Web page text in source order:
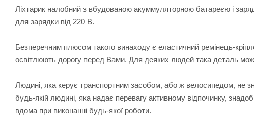
Ліхтарик налобний з вбудованою акуммуляторною батареєю і
для зарядки від 220 В.
Безперечним плюсом такого винаходу є еластичний ремінець-
освітлюють дорогу перед Вами. Для деяких людей така деталь
Людині, яка керує транспортним засобом, або ж велосипедом, не
будь-якій людині, яка надає перевагу активному відпочинку,
вдома при виконанні будь-якої роботи.